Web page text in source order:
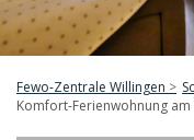
Fewo-Zentrale Willingen
Komfort-Ferienwohnung